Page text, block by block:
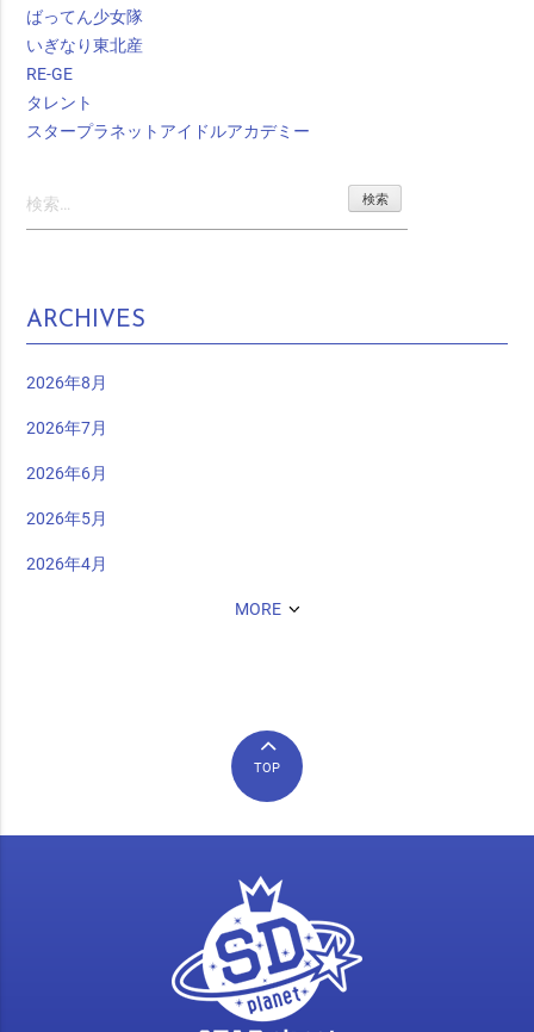
ばってん少女隊
いぎなり東北産
RE-GE
タレント
スタープラネットアイドルアカデミー
索:
ARCHIVES
2026年8月
2026年7月
2026年6月
2026年5月
2026年4月
MORE
TOP